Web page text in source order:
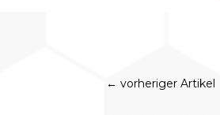
←vorheriger Artikel